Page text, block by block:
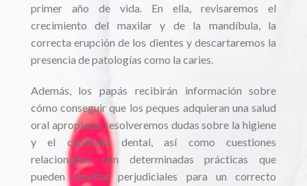
primer año de vida. En ella, revisaremos el
crecimiento del maxilar y de la mandíbula, la
correcta erupción de los dientes y descartaremos la
presencia de patologías como la caries.
Además, los papás recibirán información sobre
cómo conseguir que los peques adquieran una salud
oral apropiada, resolveremos dudas sobre la higiene
y el cepillado dental, así como cuestiones
relacionadas con determinadas prácticas que
pueden resultar perjudiciales para un correcto